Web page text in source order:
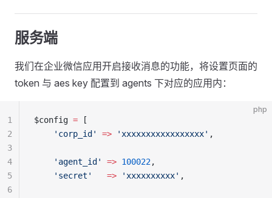
服务端
我们在企业微信应用开启接收消息的功能，将设置页面的
token 与 aes key 配置到 agents 下对应的应用内：
php
$config = [
    'corp_id'
=> 'xxxxxxxxxxxxxxxxx' ,
    'agent_id'
=> 100022,
    'secret'
   =>
'xxxxxxxxxx' ,
1
2
3
4
5
6